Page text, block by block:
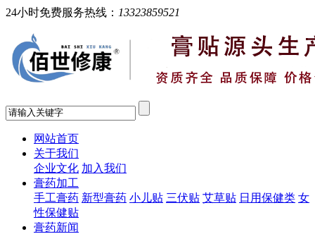
24小时免费服务热线： 13323859521
网站首页
关于我们
企业文化 加入我们
膏药加工
手工膏药 新型膏药 小儿贴 三伏贴 艾草贴 日用保健类 女
性保健贴
膏药新闻